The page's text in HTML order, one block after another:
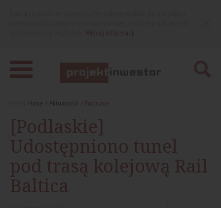
Home Aktualności Publiczne
[Podlaskie]
Udostępniono tunel
pod trasą kolejową Rail
Baltica